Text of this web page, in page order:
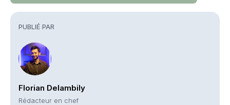
PUBLIÉ PAR
Florian Delambily
Rédacteur en chef